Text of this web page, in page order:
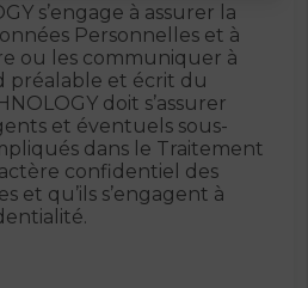
s’engage à assurer la
Personnelles et à
ou les communiquer à
préalable et écrit du
doit s’assurer
et éventuels sous-
dans le Traitement
confidentiel des
et qu’ils s’engagent à